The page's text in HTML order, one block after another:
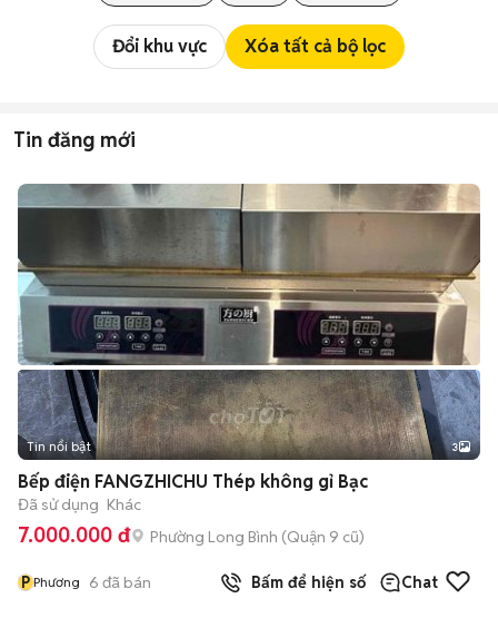
Đổi khu vực Xóa tất cả bộ lọc
Tin đăng mới
Tin nổi bật 3
Bếp điện FANGZHICHU Thép không gỉ Bạc
Đã sử dụng Khác
7.000.000 đ Phường Long Bình (Quận 9 cũ)
P Phương 6 đã bán Bấm để hiện số Chat